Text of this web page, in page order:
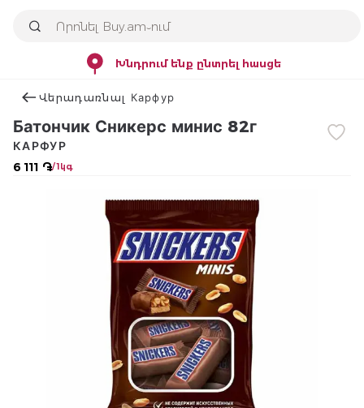
Խնդրում ենք ընտրել հասցե
Վերադառնալ Карфур
Батончик Сникерс минис 82г
6 111 ֏/ 1կգ
КАРФУР